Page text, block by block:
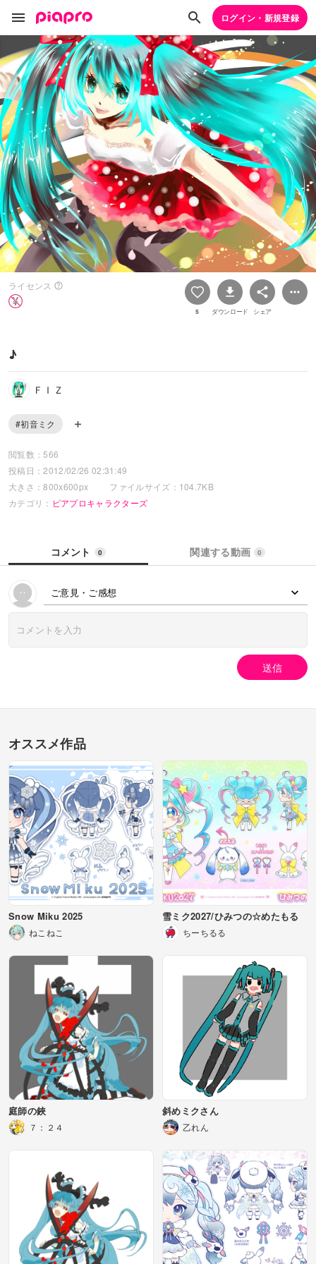
ログイン・新規登録
ライセンス
5 ダウンロード シェア
♪
ＦＩＺ
#初音ミク
閲覧数：566
投稿日：2012/02/26 02:31:49
大きさ：800x600px
ファイルサイズ：104.7KB
カテゴリ： ピアプロキャラクターズ
コメント 0 関連する動画 0
ご意見・ご感想
送信
オススメ作品
Snow Miku 2025
ねこねこ
雪ミク2027/ひみつの☆めたもる
ちーちるる
庭師の鋏
７：２４
斜めミクさん
乙れん